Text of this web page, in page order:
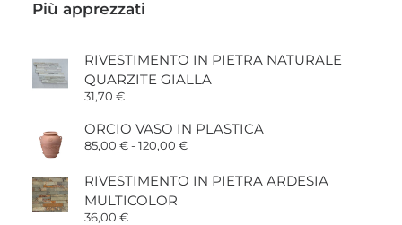
Più apprezzati
RIVESTIMENTO IN PIETRA NATURALE
QUARZITE GIALLA
31,70 €
ORCIO VASO IN PLASTICA
85,00 €-120,00 €Fascia
da
RIVESTIMENTO IN PIETRA ARDESIA
MULTICOLOR
36,00 €